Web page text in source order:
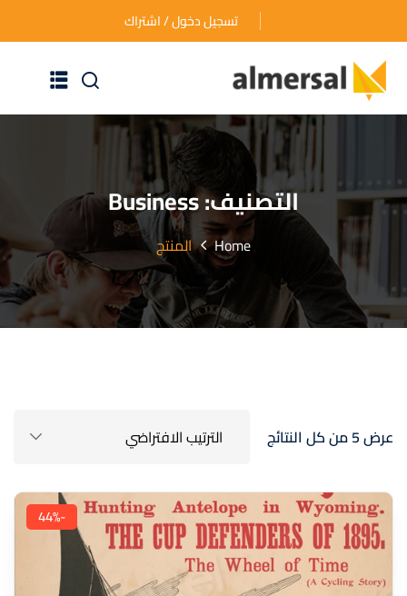
تسجيل دخول / اشتراك
الرئيسية
عن الأكاديمية
دوراتنا التدريبية
الأسئلة المتكررة
اتصل بنا
التصنيف:Business
Home المنتج
عرض ⁦5⁩ من كل النتائج
-44%